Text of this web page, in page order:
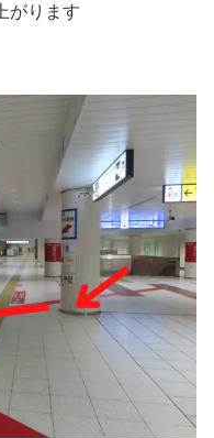
がります